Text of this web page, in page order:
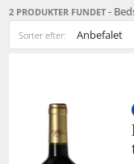
2 PRODUKTER FUNDET -
Sorter efter: